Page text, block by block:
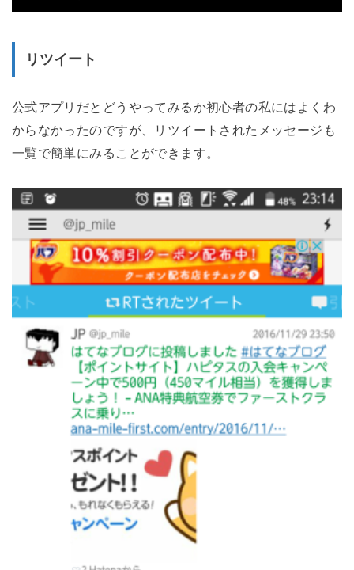
リツイート
公式アプリだとどうやってみるか初心者の私にはよくわ
からなかったのですが、リツイートされたメッセージも
一覧で簡単にみることができます。